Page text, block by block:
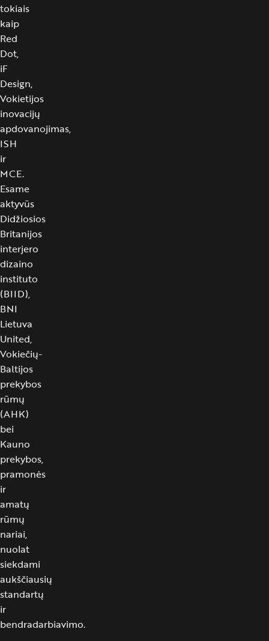
tokiais
kaip
Red
Dot,
iF
Design,
Vokietijos
inovacijų
apdovanojimas,
ISH
ir
MCE.
Esame
aktyvūs
Didžiosios
Britanijos
interjero
dizaino
instituto
(BIID),
BNI
Lietuva
United,
Vokiečių-
Baltijos
prekybos
rūmų
(AHK)
bei
Kauno
prekybos,
pramonės
ir
amatų
rūmų
nariai,
nuolat
siekdami
aukščiausių
standartų
ir
bendradarbiavimo.